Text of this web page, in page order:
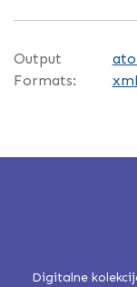
Output
Formats:
xml
Digitalne